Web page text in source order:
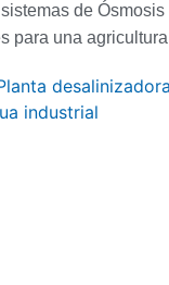
de Ósmosis
para una